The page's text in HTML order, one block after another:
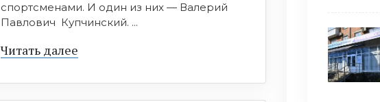
спортсменами. И один из них — Валерий
Павлович Купчинский. ...
Читать далее